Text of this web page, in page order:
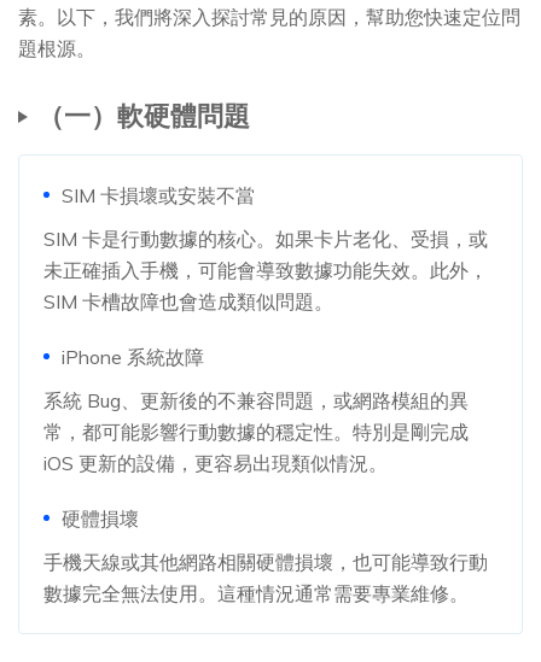
素。以下，我們將深入探討常見的原因，幫助您快速定位問
題根源。
（一）軟硬體問題
SIM 卡損壞或安裝不當
SIM 卡是行動數據的核心。如果卡片老化、受損，或
未正確插入手機，可能會導致數據功能失效。此外，
SIM 卡槽故障也會造成類似問題。
iPhone 系統故障
系統 Bug、更新後的不兼容問題，或網路模組的異
常，都可能影響行動數據的穩定性。特別是剛完成
iOS 更新的設備，更容易出現類似情況。
硬體損壞
手機天線或其他網路相關硬體損壞，也可能導致行動
數據完全無法使用。這種情況通常需要專業維修。